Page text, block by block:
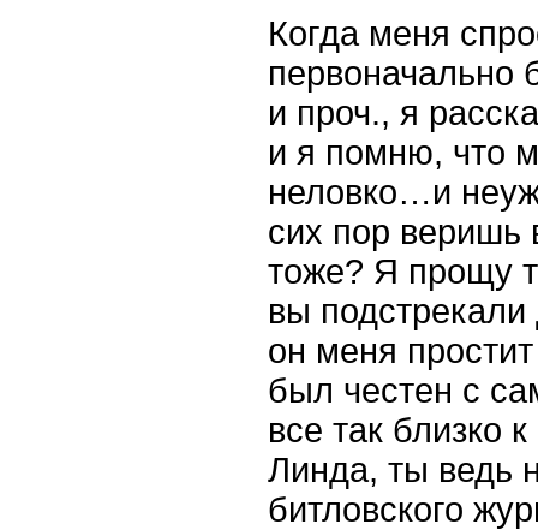
Когда меня
первоначально
и проч., я
и я помню, что
неловко…и
сих пор веришь
тоже? Я прощу
вы подстрекали
он меня
был честен с
все так близко
Линда, ты ведь
битловского